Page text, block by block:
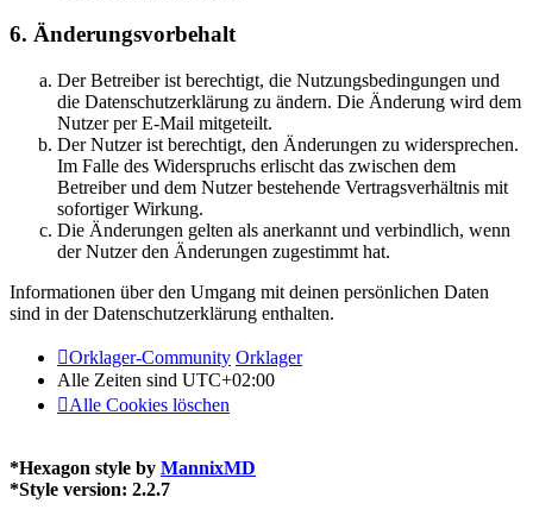
6. Änderungsvorbehalt
Der Betreiber ist berechtigt, die Nutzungsbedingungen und
die Datenschutzerklärung zu ändern. Die Änderung wird dem
Nutzer per E-Mail mitgeteilt.
Der Nutzer ist berechtigt, den Änderungen zu widersprechen.
Im Falle des Widerspruchs erlischt das zwischen dem
Betreiber und dem Nutzer bestehende Vertragsverhältnis mit
sofortiger Wirkung.
Die Änderungen gelten als anerkannt und verbindlich, wenn
der Nutzer den Änderungen zugestimmt hat.
Informationen über den Umgang mit deinen persönlichen Daten
sind in der Datenschutzerklärung enthalten.
Orklager-Community Orklager
Alle Zeiten sind UTC+02:00
Alle Cookies löschen
*Hexagon style by MannixMD
*Style version: 2.2.7